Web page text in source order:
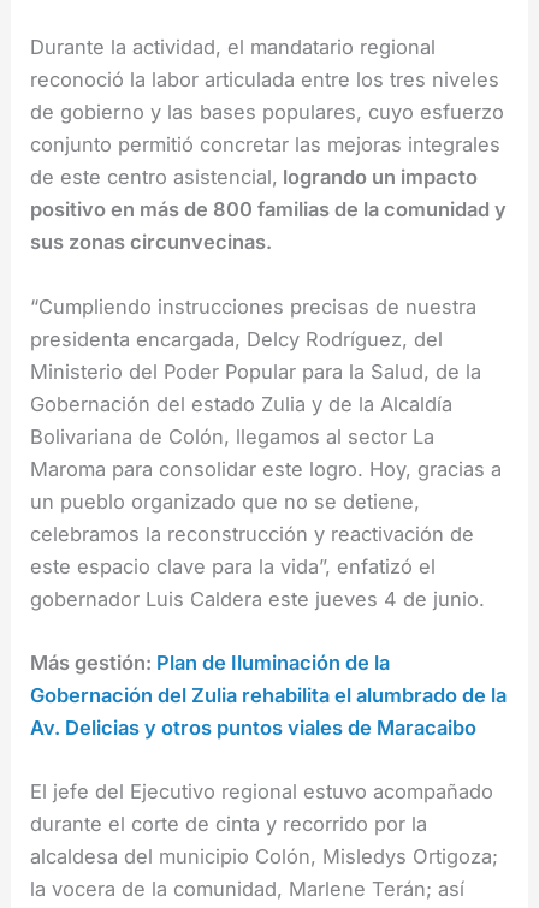
Durante la actividad, el mandatario regional
reconoció la labor articulada entre los tres niveles
de gobierno y las bases populares, cuyo esfuerzo
conjunto permitió concretar las mejoras integrales
de este centro asistencial, logrando un impacto
positivo en más de 800 familias de la comunidad y
sus zonas circunvecinas.
“Cumpliendo instrucciones precisas de nuestra
presidenta encargada, Delcy Rodríguez, del
Ministerio del Poder Popular para la Salud, de la
Gobernación del estado Zulia y de la Alcaldía
Bolivariana de Colón, llegamos al sector La
Maroma para consolidar este logro. Hoy, gracias a
un pueblo organizado que no se detiene,
celebramos la reconstrucción y reactivación de
este espacio clave para la vida”, enfatizó el
gobernador Luis Caldera este jueves 4 de junio.
Más gestión: Plan de Iluminación de la
Gobernación del Zulia rehabilita el alumbrado de la
Av. Delicias y otros puntos viales de Maracaibo
El jefe del Ejecutivo regional estuvo acompañado
durante el corte de cinta y recorrido por la
alcaldesa del municipio Colón, Misledys Ortigoza;
la vocera de la comunidad, Marlene Terán; así